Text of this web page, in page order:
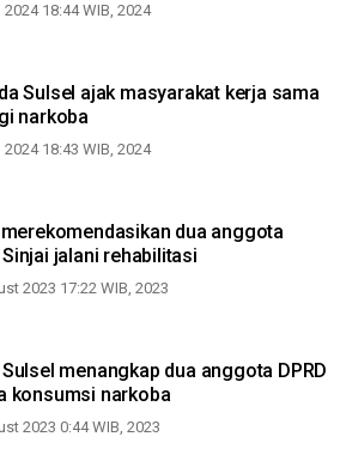
18:44 WIB, 2024
Sulsel ajak masyarakat kerja sama
narkoba
18:43 WIB, 2024
dua anggota
Sinjai jalani rehabilitasi
2023 17:22 WIB, 2023
menangkap dua anggota DPRD
konsumsi narkoba
2023 0:44 WIB, 2023